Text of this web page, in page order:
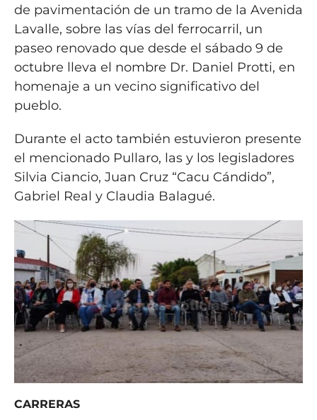
de pavimentación de un tramo de la Avenida
Lavalle, sobre las vías del ferrocarril, un
paseo renovado que desde el sábado 9 de
octubre lleva el nombre Dr. Daniel Protti, en
homenaje a un vecino significativo del
pueblo.
Durante el acto también estuvieron presente
el mencionado Pullaro, las y los legisladores
Silvia Ciancio, Juan Cruz “Cacu Cándido”,
Gabriel Real y Claudia Balagué.
CARRERAS